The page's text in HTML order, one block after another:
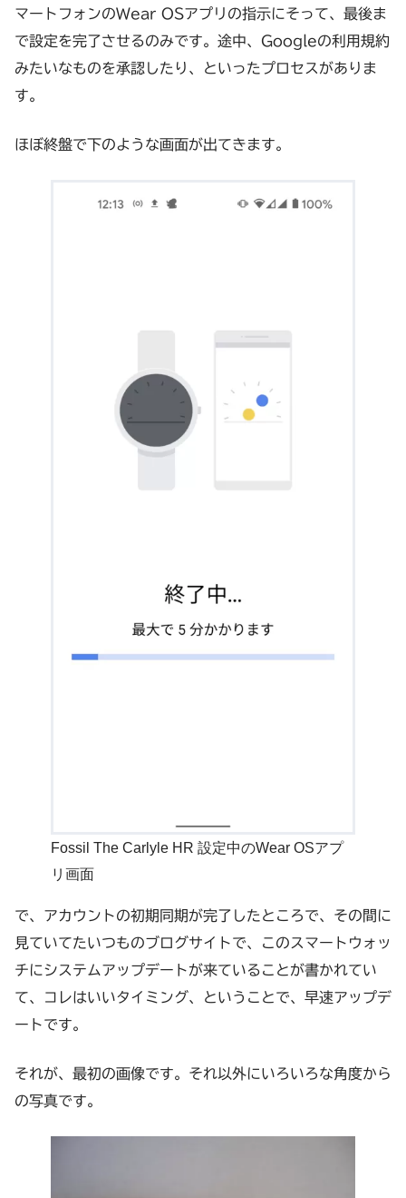
マートフォンのWear OSアプリの指示にそって、最後ま
で設定を完了させるのみです。途中、Googleの利用規約
みたいなものを承認したり、といったプロセスがありま
す。
ほぼ終盤で下のような画面が出てきます。
Fossil The Carlyle HR 設定中のWear OSアプ
リ画面
で、アカウントの初期同期が完了したところで、その間に
見ていてたいつものブログサイトで、このスマートウォッ
チにシステムアップデートが来ていることが書かれてい
て、コレはいいタイミング、ということで、早速アップデ
ートです。
それが、最初の画像です。それ以外にいろいろな角度から
の写真です。